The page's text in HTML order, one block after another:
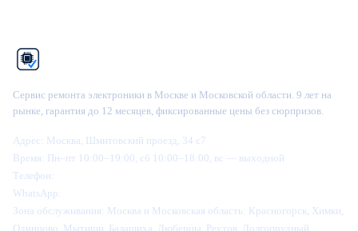
Сервис ремонта электроники в Москве и Московской области. 9 лет на
рынке, гарантия до 12 месяцев, фиксированные цены без сюрпризов.
Адрес: Москва, Шмитовский проезд, 34 с7
Время: Пн–пт 10:00–19:00, сб 10:00–18:00, вс — выходной
Телефон:
WhatsApp:
Зона обслуживания: Москва и Московская область: Красногорск, Химки,
Одинцово, Мытищи, Балашиха, Люберцы, Реутов, Долгопрудный,